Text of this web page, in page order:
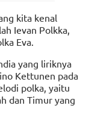
kita kenal
Ievan Polkka,
Eva.
yang liriknya
Kettunen pada
polka, yaitu
dan Timur yang